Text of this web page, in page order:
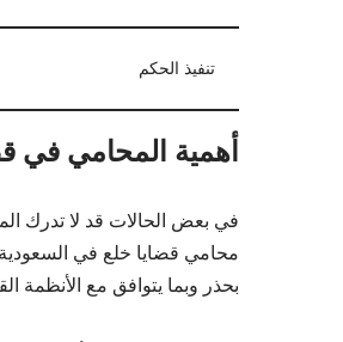
تنفيذ الحكم
أهمية المحامي في
في بعض الحالات قد لا تدرك
محامي قضايا خلع​ في السعودية
بحذر وبما يتوافق مع الأنظمة